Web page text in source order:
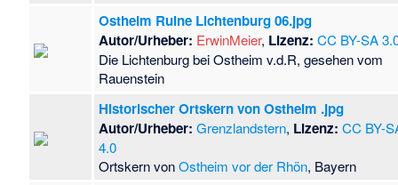
Ostheim Ruine Lichtenburg 06.jpg
Autor/Urheber: ErwinMeier, Lizenz: CC BY-SA
Die Lichtenburg bei Ostheim v.d.R, gesehen vom
Rauenstein
Historischer Ortskern von Ostheim .jpg
Autor/Urheber: Grenzlandstern, Lizenz: CC BY-
4.0
Ortskern vonOstheim vor der Rhön, Bayern